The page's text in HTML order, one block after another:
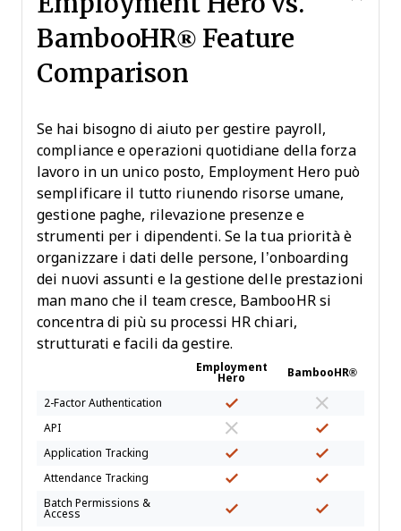
BambooHR® Feature
Comparison
Se hai bisogno di aiuto per gestire payroll,
compliance e operazioni quotidiane della forza
lavoro in un unico posto, Employment Hero può
semplificare il tutto riunendo risorse umane,
gestione paghe, rilevazione presenze e
strumenti per i dipendenti. Se la tua priorità è
organizzare i dati delle persone, l’onboarding
dei nuovi assunti e la gestione delle prestazioni
man mano che il team cresce, BambooHR si
concentra di più su processi HR chiari,
strutturati e facili da gestire.
Employment
Hero
BambooHR®
2-Factor Authentication
API
Application Tracking
Attendance Tracking
Batch Permissions &
Access